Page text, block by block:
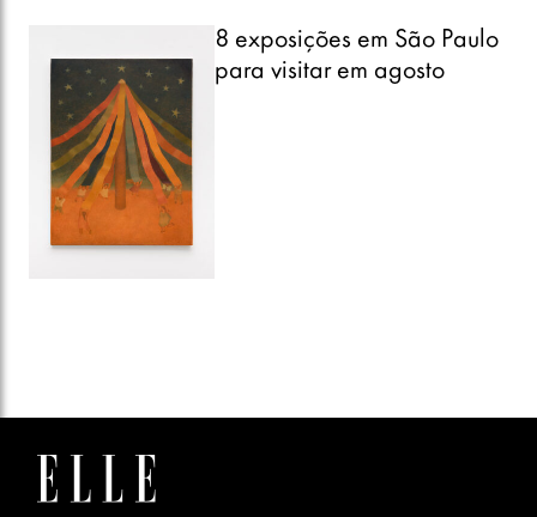
8 exposições em São Paulo
para visitar em agosto